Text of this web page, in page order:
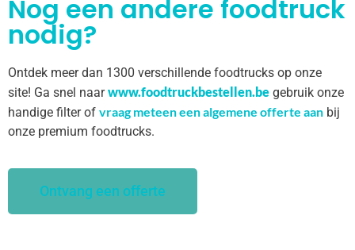
Nog een andere foodtruck
nodig?
Ontdek meer dan 1300 verschillende foodtrucks op onze
site! Ga snel naarwww.foodtruckbestellen.be gebruik onze
handige filter of vraag meteen een algemene offerte aan bij
onze premium foodtrucks.
Ontvang een offerte